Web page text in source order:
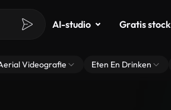
AI-studio Gratis stock
Videografie Eten En Drinken